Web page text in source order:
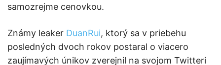
samozrejme cenovkou.
Známy leaker DuanRui, ktorý sa v priebehu
posledných dvoch rokov postaral o viacero
zaujímavých únikov zverejnil na svojom Twitteri